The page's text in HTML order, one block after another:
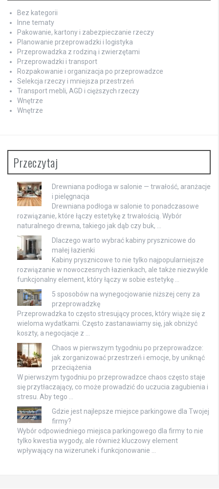
Bez kategorii
Inne tematy
Pakowanie, kartony i zabezpieczanie rzeczy
Planowanie przeprowadzki i logistyka
Przeprowadzka z rodziną i zwierzętami
Przeprowadzki i transport
Rozpakowanie i organizacja po przeprowadzce
Selekcja rzeczy i mniejsza przestrzeń
Transport mebli, AGD i cięższych rzeczy
Wnętrze
Wnętrze
Przeczytaj
Drewniana podłoga w salonie — trwałość, aranżacje
i pielęgnacja
Drewniana podłoga w salonie to ponadczasowe
rozwiązanie, które łączy estetykę z trwałością. Wybór
naturalnego drewna, takiego jak dąb czy buk, …
Dlaczego warto wybrać kabiny prysznicowe do
małej łazienki
Kabiny prysznicowe to nie tylko najpopularniejsze
rozwiązanie w nowoczesnych łazienkach, ale także niezwykle
funkcjonalny element, który łączy w sobie estetykę …
5 sposobów na wynegocjowanie niższej ceny za
przeprowadzkę
Przeprowadzka to często stresujący proces, który wiąże się z
wieloma wydatkami. Często zastanawiamy się, jak obniżyć
koszty, a negocjacje z …
Chaos w pierwszym tygodniu po przeprowadzce:
jak zorganizować przestrzeń i emocje, by uniknąć
przeciążenia
W pierwszym tygodniu po przeprowadzce chaos często staje
się przytłaczający, co może prowadzić do uczucia zagubienia i
stresu. Aby tego …
Gdzie jest najlepsze miejsce parkingowe dla Twojej
firmy?
Wybór odpowiedniego miejsca parkingowego dla firmy to nie
tylko kwestia wygody, ale również kluczowy element
wpływający na wizerunek i funkcjonowanie …